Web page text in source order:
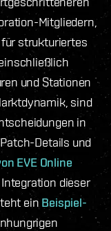
Mitgliedern,
strukturiertes
und Stationen
sind
in
Details und
EVE Online
dieser
ein Beispiel-